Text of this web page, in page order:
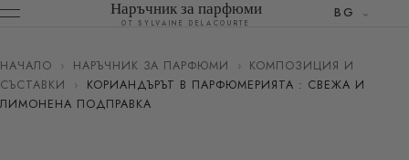
Наръчник за парфюми
ОТ SYLVAINE DELACOURTE
BG
НАЧАЛО › НАРЪЧНИК ЗА ПАРФЮМИ › КОМПОЗИЦИЯ И
СЪСТАВКИ
›
КОРИАНДЪРЪТ В ПАРФЮМЕРИЯТА : СВЕЖА И
ЛИМОНЕНА ПОДПРАВКА